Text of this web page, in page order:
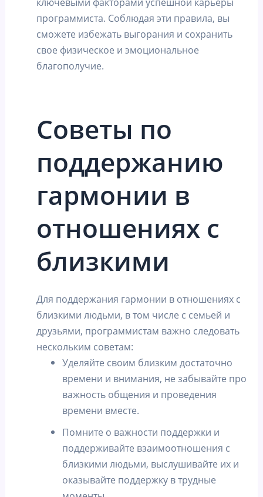
программиста. Соблюдая эти правила, вы
сможете избежать выгорания и сохранить
свое физическое и эмоциональное
благополучие.
Советы по
поддержанию
гармонии в
отношениях с
близкими
Для поддержания гармонии в отношениях с
близкими людьми, в том числе с семьей и
друзьями, программистам важно следовать
нескольким советам:
Уделяйте своим близким достаточно
времени и внимания, не забывайте про
важность общения и проведения
времени вместе.
Помните о важности поддержки и
поддерживайте взаимоотношения с
близкими людьми, выслушивайте их и
оказывайте поддержку в трудные